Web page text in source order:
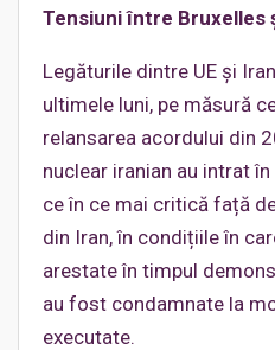
Tensiuni între Bruxelles
Legăturile dintre UE și
ultimele luni, pe măsură
relansarea acordului din
nuclear iranian au intrat
ce în ce mai critică față
din Iran, în condițiile în
arestate în timpul
au fost condamnate la
executate.